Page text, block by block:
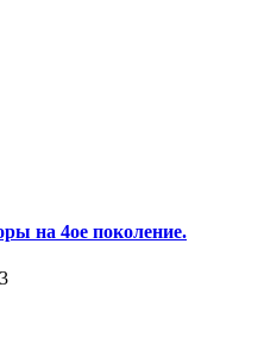
на 4ое поколение.